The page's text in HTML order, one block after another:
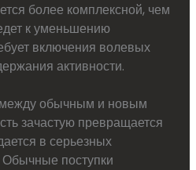
более комплексной, чем
к уменьшению
включения волевых
активности.
между обычным и новым
зачастую превращается
в серьезных
поступки